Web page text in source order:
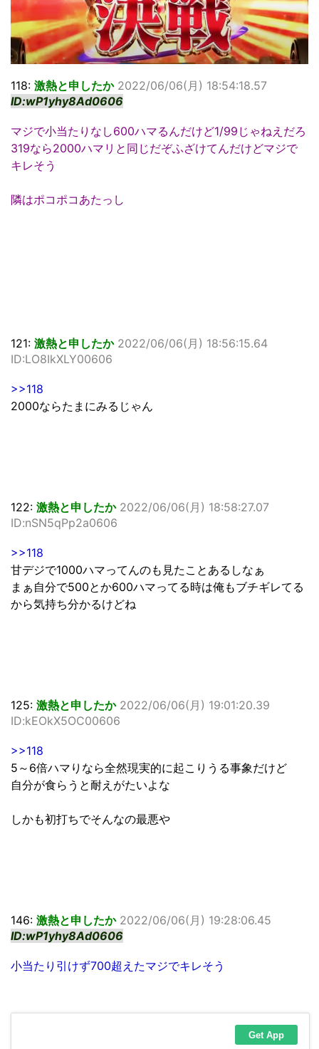
118: 激熱と申したか 2022/06/06(月) 18:54:18.57
ID:wP1yhy8Ad0606
マジで小当たりなし600ハマるんだけど1/99じゃねえだろ
319なら2000ハマリと同じだぞふざけてんだけどマジで
キレそう
隣はポコポコあたっし
121: 激熱と申したか 2022/06/06(月) 18:56:15.64
ID:LO8IkXLY00606
>>118
2000ならたまにみるじゃん
122: 激熱と申したか 2022/06/06(月) 18:58:27.07
ID:nSN5qPp2a0606
>>118
甘デジで1000ハマってんのも見たことあるしなぁ
まぁ自分で500とか600ハマってる時は俺もブチギレてる
から気持ち分かるけどね
125: 激熱と申したか 2022/06/06(月) 19:01:20.39
ID:kEOkX5OC00606
>>118
5～6倍ハマりなら全然現実的に起こりうる事象だけど
自分が食らうと耐えがたいよな
しかも初打ちでそんなの最悪や
146: 激熱と申したか 2022/06/06(月) 19:28:06.45
ID:wP1yhy8Ad0606
小当たり引けず700超えたマジでキレそう